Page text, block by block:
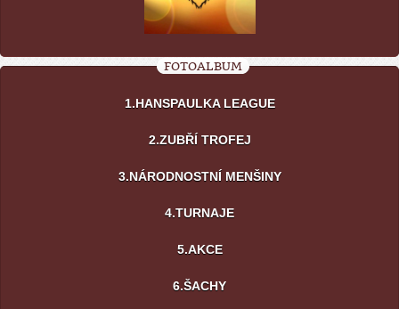
FOTOALBUM
1.HANSPAULKA LEAGUE
2.ZUBŘÍ TROFEJ
3.NÁRODNOSTNÍ MENŠINY
4.TURNAJE
5.AKCE
6.ŠACHY